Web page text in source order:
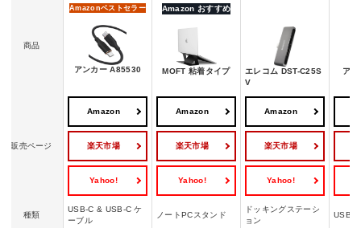
商品
Amazonベストセラー
アンカー A85530
Amazon おすすめ
MOFT 粘着タイプ
エレコム DST-C25S
V
ア
販売ページ
Amazon
楽天市場
Yahoo!
Amazon
楽天市場
Yahoo!
Amazon
楽天市場
Yahoo!
種類
USB-C & USB-C ケ
ーブル
ノートPCスタンド
ドッキングステーシ
ョン
USB充